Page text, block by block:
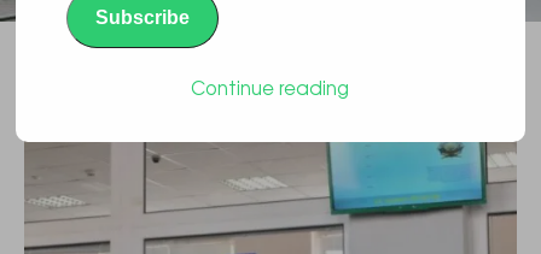
проведення державної
реєстрації транспортних засобів
Subscribe
Continue reading